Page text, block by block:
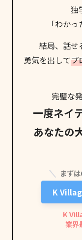
独
「わか
結局、話せ
勇気を出してプ
完璧な
一度ネイ
あなたの
まず
K
K
業界